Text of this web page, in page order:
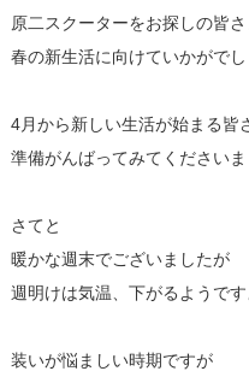
原二スクーターをお探しの皆さ
春の新生活に向けていかがでし
4月から新しい生活が始まる皆
準備がんばってみてください
さてと
暖かな週末でございましたが
週明けは気温、下がるようです
装いが悩ましい時期ですが